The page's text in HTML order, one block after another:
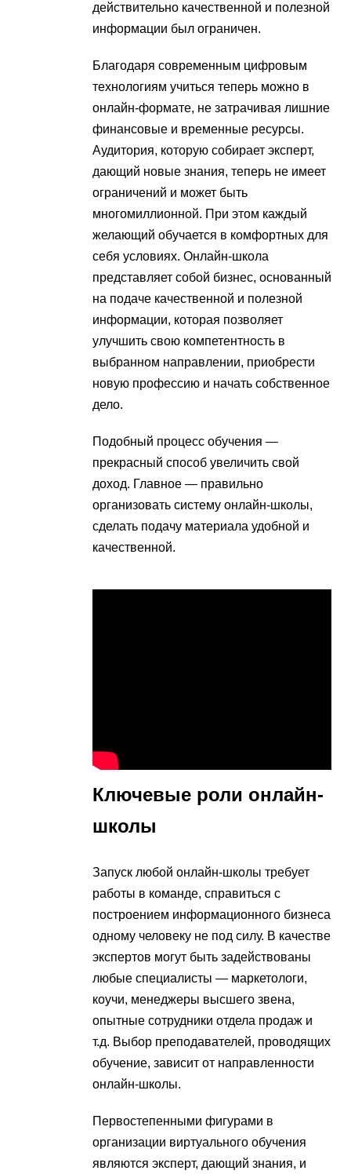
действительно качественной и полезной
информации был ограничен.
Благодаря современным цифровым
технологиям учиться теперь можно в
онлайн-формате, не затрачивая лишние
финансовые и временные ресурсы.
Аудитория, которую собирает эксперт,
дающий новые знания, теперь не имеет
ограничений и может быть
многомиллионной. При этом каждый
желающий обучается в комфортных для
себя условиях. Онлайн-школа
представляет собой бизнес, основанный
на подаче качественной и полезной
информации, которая позволяет
улучшить свою компетентность в
выбранном направлении, приобрести
новую профессию и начать собственное
дело.
Подобный процесс обучения —
прекрасный способ увеличить свой
доход. Главное — правильно
организовать систему онлайн-школы,
сделать подачу материала удобной и
качественной.
Ключевые роли онлайн-
школы
Запуск любой онлайн-школы требует
работы в команде, справиться с
построением информационного бизнеса
одному человеку не под силу. В качестве
экспертов могут быть задействованы
любые специалисты — маркетологи,
коучи, менеджеры высшего звена,
опытные сотрудники отдела продаж и
т.д. Выбор преподавателей, проводящих
обучение, зависит от направленности
онлайн-школы.
Первостепенными фигурами в
организации виртуального обучения
являются эксперт, дающий знания, и